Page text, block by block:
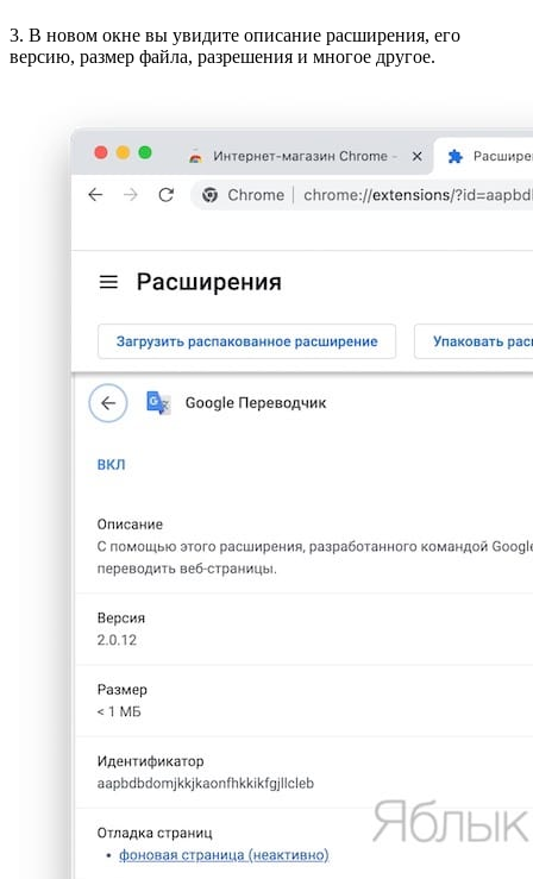
3. В новом окне вы увидите описание расширения, его
версию, размер файла, разрешения и многое другое.